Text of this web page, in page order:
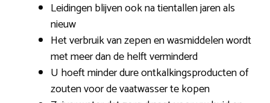
Leidingen blijven ook na tientallen jaren als
nieuw
Het verbruik van zepen en wasmiddelen wordt
met meer dan de helft verminderd
U hoeft minder dure ontkalkingsproducten of
zouten voor de vaatwasser te kopen